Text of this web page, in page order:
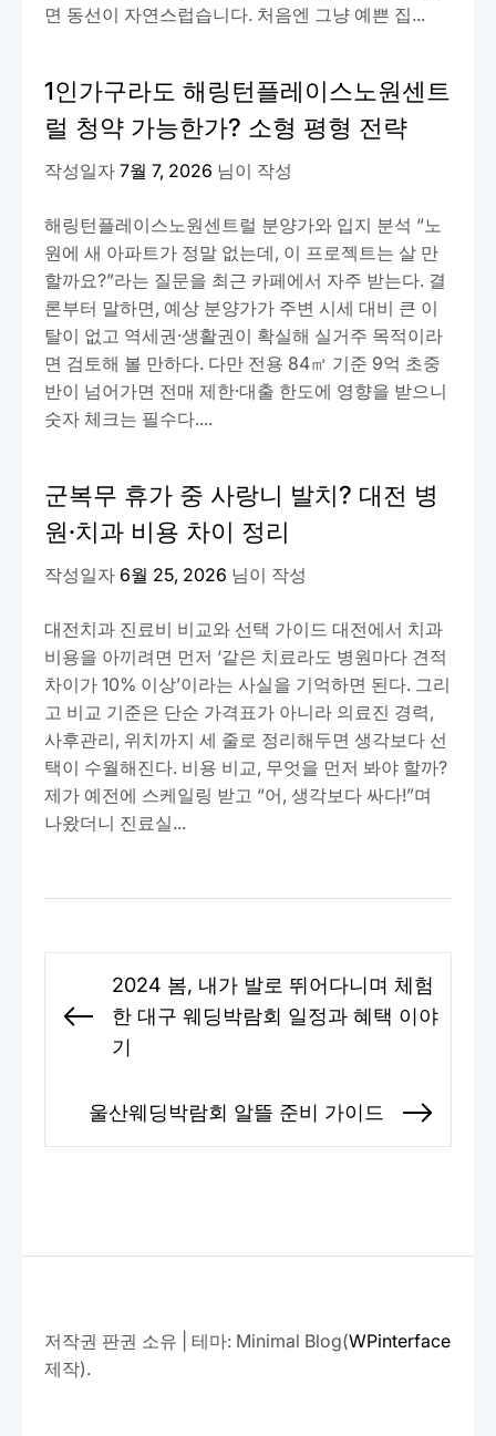
면 동선이 자연스럽습니다. 처음엔 그냥 예쁜 집...
1인가구라도 해링턴플레이스노원센트
럴 청약 가능한가? 소형 평형 전략
작성일자 7월 7, 2026 님이 작성
해링턴플레이스노원센트럴 분양가와 입지 분석 “노
원에 새 아파트가 정말 없는데, 이 프로젝트는 살 만
할까요?”라는 질문을 최근 카페에서 자주 받는다. 결
론부터 말하면, 예상 분양가가 주변 시세 대비 큰 이
탈이 없고 역세권·생활권이 확실해 실거주 목적이라
면 검토해 볼 만하다. 다만 전용 84㎡ 기준 9억 초중
반이 넘어가면 전매 제한·대출 한도에 영향을 받으니
숫자 체크는 필수다....
군복무 휴가 중 사랑니 발치? 대전 병
원·치과 비용 차이 정리
작성일자 6월 25, 2026 님이 작성
대전치과 진료비 비교와 선택 가이드 대전에서 치과
비용을 아끼려면 먼저 ‘같은 치료라도 병원마다 견적
차이가 10% 이상’이라는 사실을 기억하면 된다. 그리
고 비교 기준은 단순 가격표가 아니라 의료진 경력,
사후관리, 위치까지 세 줄로 정리해두면 생각보다 선
택이 수월해진다. 비용 비교, 무엇을 먼저 봐야 할까?
제가 예전에 스케일링 받고 “어, 생각보다 싸다!”며
나왔더니 진료실...
탐
Previous
2024 봄, 내가 발로 뛰어다니며 체험
한 대구 웨딩박람회 일정과 혜택 이야
기
울산웨딩박람회 알뜰 준비 가이드
저작권 판권 소유 테마: Minimal Blog(WPinterface
제작).